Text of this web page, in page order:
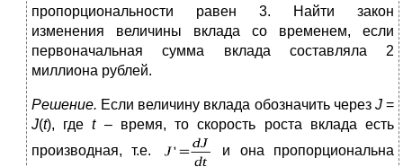
пропорциональности равен 3. Найти закон
изменения величины вклада со временем, если
первоначальная сумма вклада составляла 2
миллиона рублей.
Решение. Если величину вклада обозначить через J=
J(t), гдеt– время, то скорость роста вклада есть
производная, т.е.
и она пропорциональна